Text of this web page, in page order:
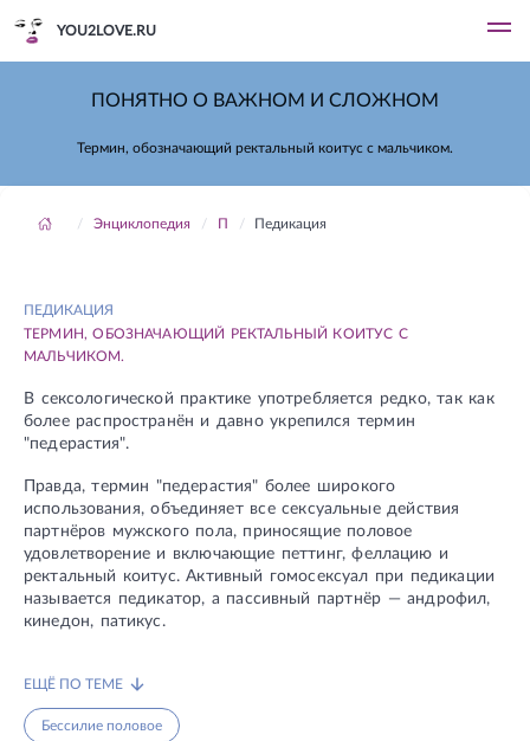
YOU2LOVE.RU
ПОНЯТНО О ВАЖНОМ И СЛОЖНОМ
Термин, обозначающий ректальный коитус с мальчиком.
Энциклопедия П Педикация
ПЕДИКАЦИЯ
ТЕРМИН, ОБОЗНАЧАЮЩИЙ РЕКТАЛЬНЫЙ КОИТУС С
МАЛЬЧИКОМ.
В сексологической практике употребляется редко, так как
более распространён и давно укрепился термин
"педерастия".
Правда, термин "педерастия" более широкого
использования, объединяет все сексуальные действия
партнёров мужского пола, приносящие половое
удовлетворение и включающие петтинг, феллацию и
ректальный коитус. Активный гомосексуал при педикации
называется педикатор, а пассивный партнёр — андрофил,
кинедон, патикус.
ЕЩЁ ПО ТЕМЕ
Бессилие половое